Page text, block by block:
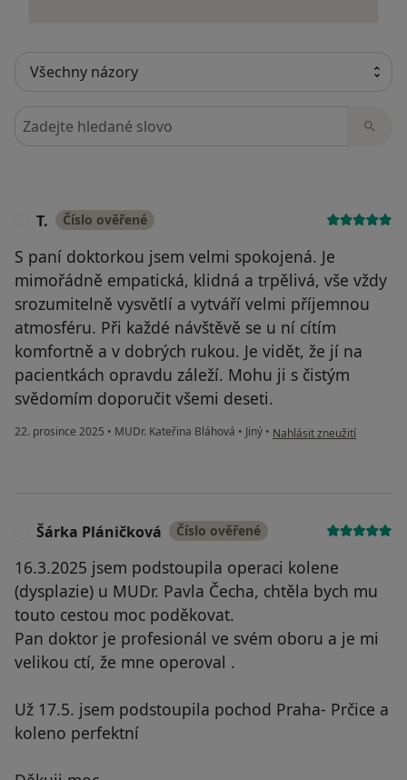
Hledejte v názorech
T. Číslo ověřené
S paní doktorkou jsem velmi spokojená. Je
mimořádně empatická, klidná a trpělivá, vše vždy
srozumitelně vysvětlí a vytváří velmi příjemnou
atmosféru. Při každé návštěvě se u ní cítím
komfortně a v dobrých rukou. Je vidět, že jí na
pacientkách opravdu záleží. Mohu ji s čistým
svědomím doporučit všemi deseti.
22. prosince 2025 • MUDr. Kateřina Bláhová • Jiný • podle názoru uživatele T.
Nahlásit zneužití
Šárka Pláničková Číslo ověřené
16.3.2025 jsem podstoupila operaci kolene
(dysplazie) u MUDr. Pavla Čecha, chtěla bych mu
touto cestou moc poděkovat.
Pan doktor je profesionál ve svém oboru a je mi
velikou ctí, že mne operoval .
Už 17.5. jsem podstoupila pochod Praha- Prčice a
koleno perfektní